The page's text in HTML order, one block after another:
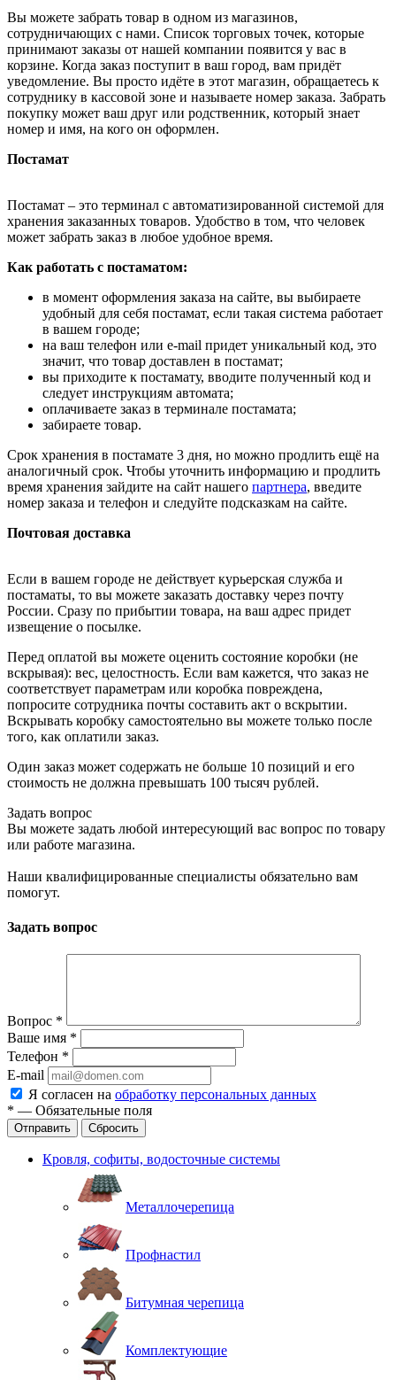
Вы можете забрать товар в одном из магазинов,
сотрудничающих с нами. Список торговых точек, которые
принимают заказы от нашей компании появится у вас в
корзине. Когда заказ поступит в ваш город, вам придёт
уведомление. Вы просто идёте в этот магазин, обращаетесь к
сотруднику в кассовой зоне и называете номер заказа. Забрать
покупку может ваш друг или родственник, который знает
номер и имя, на кого он оформлен.
Постамат
Постамат – это терминал с автоматизированной системой для
хранения заказанных товаров. Удобство в том, что человек
может забрать заказ в любое удобное время.
Как работать с постаматом:
в момент оформления заказа на сайте, вы выбираете
удобный для себя постамат, если такая система работает
в вашем городе;
на ваш телефон или e-mail придет уникальный код, это
значит, что товар доставлен в постамат;
вы приходите к постамату, вводите полученный код и
следует инструкциям автомата;
оплачиваете заказ в терминале постамата;
забираете товар.
Срок хранения в постамате 3 дня, но можно продлить ещё на
аналогичный срок. Чтобы уточнить информацию и продлить
время хранения зайдите на сайт нашего партнера, введите
номер заказа и телефон и следуйте подсказкам на сайте.
Почтовая доставка
Если в вашем городе не действует курьерская служба и
постаматы, то вы можете заказать доставку через почту
России. Сразу по прибытии товара, на ваш адрес придет
извещение о посылке.
Перед оплатой вы можете оценить состояние коробки (не
вскрывая): вес, целостность. Если вам кажется, что заказ не
соответствует параметрам или коробка повреждена,
попросите сотрудника почты составить акт о вскрытии.
Вскрывать коробку самостоятельно вы можете только после
того, как оплатили заказ.
Один заказ может содержать не больше 10 позиций и его
стоимость не должна превышать 100 тысяч рублей.
Задать вопрос
Вы можете задать любой интересующий вас вопрос по товару
или работе магазина.
Наши квалифицированные специалисты обязательно вам
помогут.
Задать вопрос
Вопрос *
Ваше имя *
Телефон *
E-mail
Я согласен на обработку персональных данных
* — Обязательные поля
Отправить Сбросить
Кровля, софиты, водосточные системы
Металлочерепица
Профнастил
Битумная черепица
Комплектующие